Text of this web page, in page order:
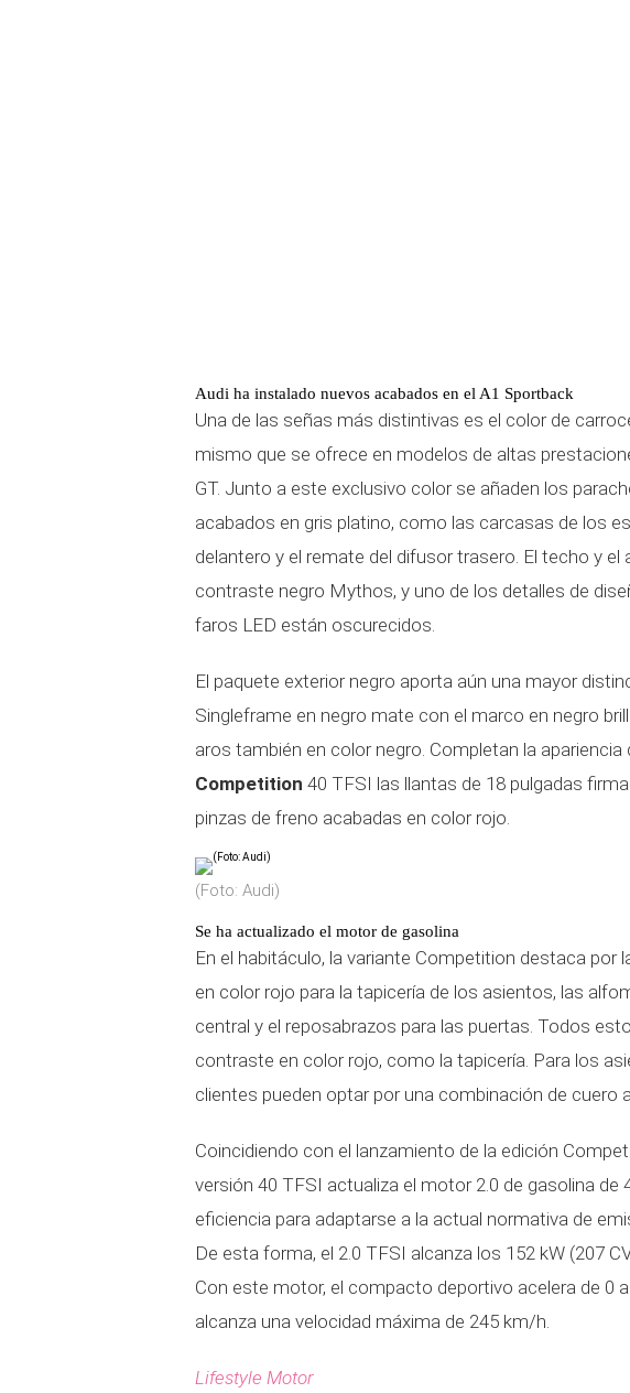
Audi ha instalado nuevos acabados en el A1 Sportback
Una de las señas más distintivas es el color de
mismo que se ofrece en modelos de altas
GT. Junto a este exclusivo color se añaden los
acabados en gris platino, como las carcasas de los
delantero y el remate del difusor trasero. El techo y
contraste negro Mythos, y uno de los detalles de
faros LED están oscurecidos.
El paquete exterior negro aporta aún una mayor
Singleframe en negro mate con el marco en negro
aros también en color negro. Completan la apariencia
Competition 40 TFSI las llantas de 18 pulgadas
pinzas de freno acabadas en color rojo.
(Foto: Audi)
Se ha actualizado el motor de gasolina
En el habitáculo, la variante Competition destaca
en color rojo para la tapicería de los asientos, las
central y el reposabrazos para las puertas. Todos
contraste en color rojo, como la tapicería. Para los
clientes pueden optar por una combinación de cuero
Coincidiendo con el lanzamiento de la edición
versión 40 TFSI actualiza el motor 2.0 de gasolina de
eficiencia para adaptarse a la actual normativa de
De esta forma, el 2.0 TFSI alcanza los 152 kW (207
Con este motor, el compacto deportivo acelera de 0
alcanza una velocidad máxima de 245 km/h.
Lifestyle Motor